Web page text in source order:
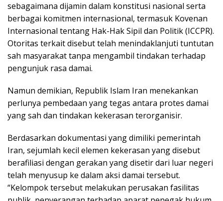
sebagaimana dijamin dalam konstitusi nasional serta
berbagai komitmen internasional, termasuk Kovenan
Internasional tentang Hak-Hak Sipil dan Politik (ICCPR).
Otoritas terkait disebut telah menindaklanjuti tuntutan
sah masyarakat tanpa mengambil tindakan terhadap
pengunjuk rasa damai.
Namun demikian, Republik Islam Iran menekankan
perlunya pembedaan yang tegas antara protes damai
yang sah dan tindakan kekerasan terorganisir.
Berdasarkan dokumentasi yang dimiliki pemerintah
Iran, sejumlah kecil elemen kekerasan yang disebut
berafiliasi dengan gerakan yang disetir dari luar negeri
telah menyusup ke dalam aksi damai tersebut.
“Kelompok tersebut melakukan perusakan fasilitas